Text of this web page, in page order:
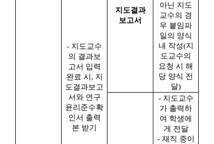
- 지도교수
의 결과보
고서 입력
완료 시 , 지
도결과보고
서와 연구
윤리준수확
인서 출력
본 받기
지도결과
보고서
아닌 지도
교수의 경
우 붙임파
일의 양식
내 작성(지
도교수의
요청 시 해
당 양식 전
달)
- 지도교수
가 출력하
여 학생에
게 전달
- 재직 중이